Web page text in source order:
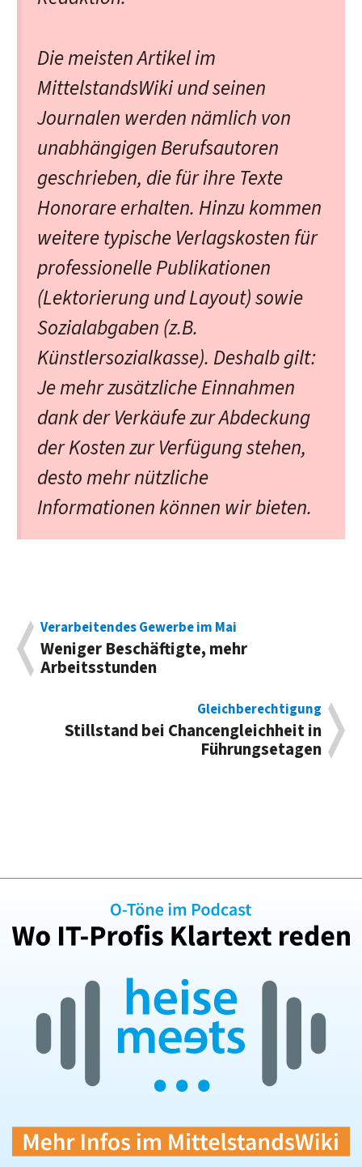
Die meisten Artikel im
MittelstandsWiki und seinen
Journalen werden nämlich von
unabhängigen Berufsautoren
geschrieben, die für ihre Texte
Honorare erhalten. Hinzu kommen
weitere typische Verlagskosten für
professionelle Publikationen
(Lektorierung und Layout) sowie
Sozialabgaben (z.B.
Künstlersozialkasse). Deshalb gilt:
Je mehr zusätzliche Einnahmen
dank der Verkäufe zur Abdeckung
der Kosten zur Verfügung stehen,
desto mehr nützliche
Informationen können wir bieten.
Verarbeitendes Gewerbe im Mai
Weniger Beschäftigte, mehr
Arbeitsstunden
Gleichberechtigung
Stillstand bei Chancengleichheit in
Führungsetagen